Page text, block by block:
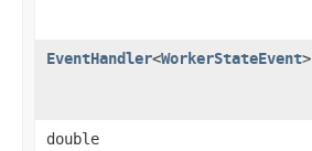
EventHandler<WorkerStateEvent>
double